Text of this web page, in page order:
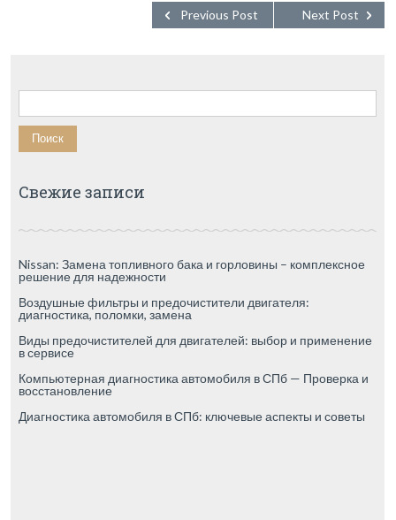
Next Post
Previous Post
Найти:
Свежие записи
Nissan: Замена топливного бака и горловины – комплексное
решение для надежности
Воздушные фильтры и предочистители двигателя:
диагностика, поломки, замена
Виды предочистителей для двигателей: выбор и применение
в сервисе
Компьютерная диагностика автомобиля в СПб — Проверка и
восстановление
Диагностика автомобиля в СПб: ключевые аспекты и советы